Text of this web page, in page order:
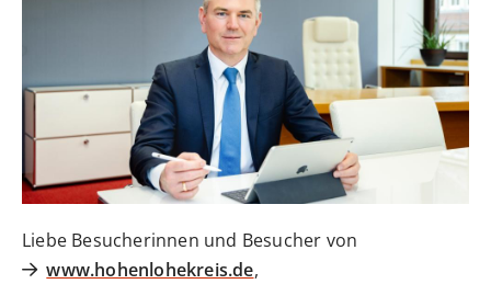
Liebe Besucherinnen und Besucher von
www.hohenlohekreis.de,